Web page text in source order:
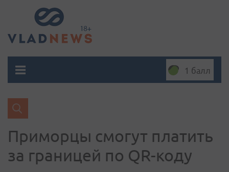
1 балл
Приморцы смогут платить
за границей по QR-коду